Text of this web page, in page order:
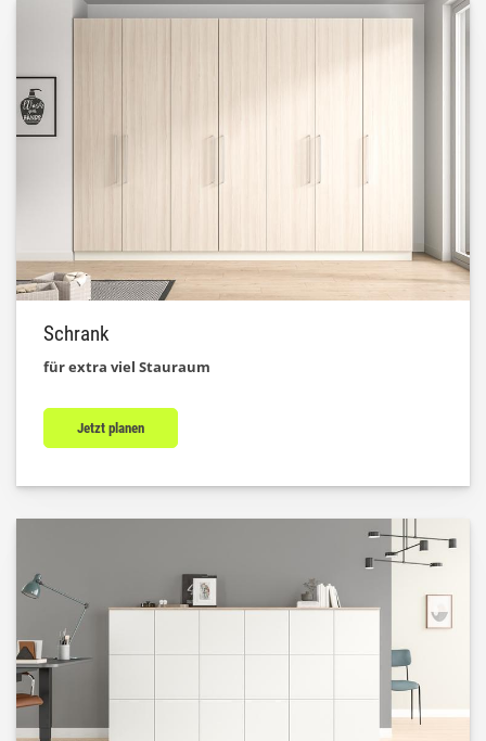
Schrank
für extra viel Stauraum
Jetzt planen